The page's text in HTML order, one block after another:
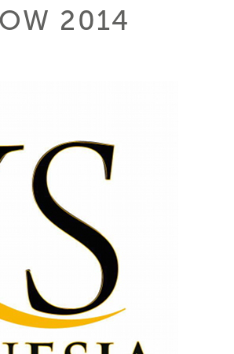
2014